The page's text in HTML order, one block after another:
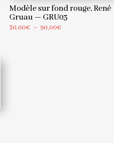
Modèle sur fond rouge, René
Gruau — GRU03
30,00€ – 90,00€Plage